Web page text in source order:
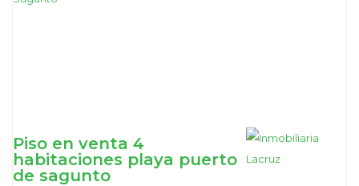
Piso en venta 4
habitaciones playa puerto
de sagunto